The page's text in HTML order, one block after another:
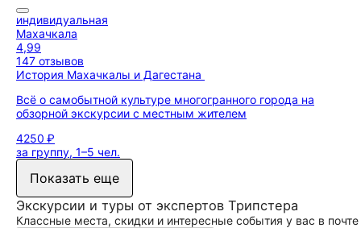
индивидуальная
Махачкала
4,99
147 отзывов
История Махачкалы и Дагестана
Всё о самобытной культуре многогранного города на
обзорной экскурсии с местным жителем
4250 ₽
за группу, 1–5 чел.
Показать еще
Экскурсии и туры от экспертов Трипстера
Классные места, скидки и интересные события у вас в почте